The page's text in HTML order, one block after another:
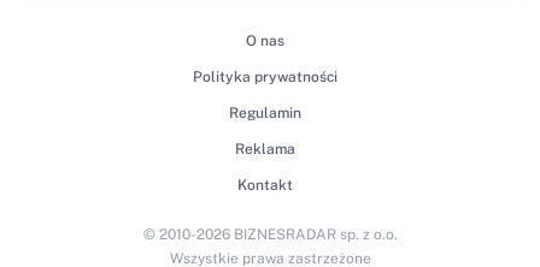
O nas
Polityka prywatności
Regulamin
Reklama
Kontakt
© 2010-2026 BIZNESRADAR sp. z o.o.
Wszystkie prawa zastrzeżone